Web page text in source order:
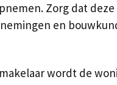
Zorg dat
en
wordt de